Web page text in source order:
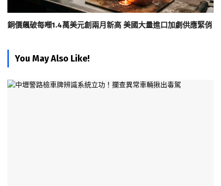
銅價飆破每噸1.4萬美元創兩月新高 美國大量進口加劇供應緊俏
You May Also Like!